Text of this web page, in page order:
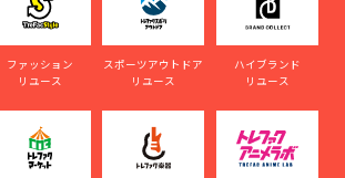
ファッション
リユース
スポーツアウトドア
リユース
ハイブランド
リユース